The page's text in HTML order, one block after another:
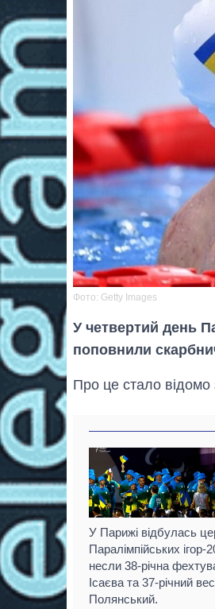
Фото: Getty Images
У четвертий день
поповнили
Про це стало відомо
У Парижі відбулась
Паралімпійських
несли 38-річна
Ісаєва та 37-річний
Полянський.